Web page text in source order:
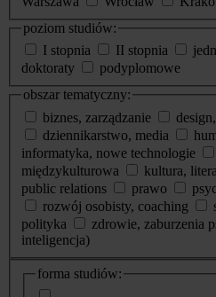
poziom studiów:
I stopnia
II stopnia
doktoraty
podyplomowe
obszar tematyczny:
biznes, zarządzanie
dziennikarstwo, media
informatyka, nowe technologie
międzykulturowa
kultura,
public relations
prawo
rozwój osobisty, coaching
polityka
zdrowie, zaburzenia
inteligencja)
dodatkowe
informacje
forma studiów: